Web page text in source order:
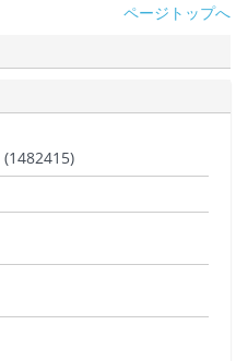
ページトップへ
(1482415)